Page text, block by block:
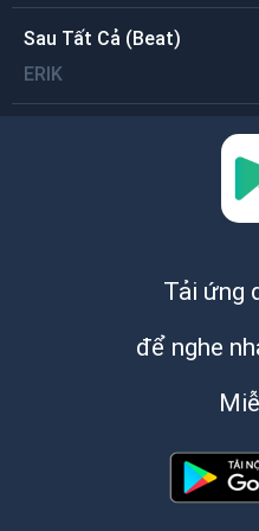
Sau Tất Cả (Beat)
ERIK
Tải ứng
để nghe